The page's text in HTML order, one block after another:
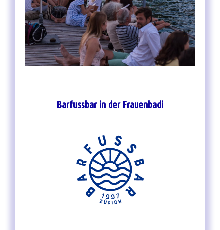
Barfussbar in der Frauenbadi